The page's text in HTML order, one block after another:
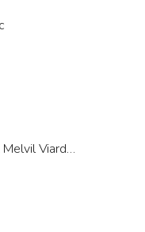
Melvil Viard…